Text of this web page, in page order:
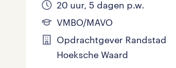
20 uur, 5 dagen p.w.
VMBO/MAVO
Opdrachtgever Randstad
Hoeksche Waard